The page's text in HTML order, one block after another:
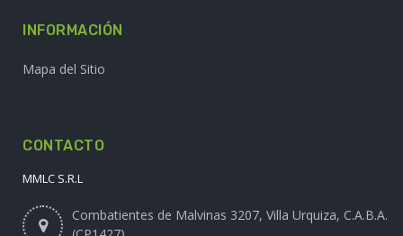
Mi cuenta
Lista de favoritos
Mi Carrito